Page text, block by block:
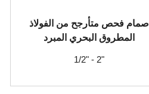
صمام فحص متأرجح من الفولاذ
المطروق البحري المبرد
1/2" - 2"